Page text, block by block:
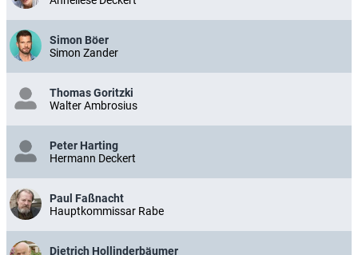
Simon Böer
Simon Zander
Thomas Goritzki
Walter Ambrosius
Peter Harting
Hermann Deckert
Paul Faßnacht
Hauptkommissar Rabe
Dietrich Hollinderbäumer